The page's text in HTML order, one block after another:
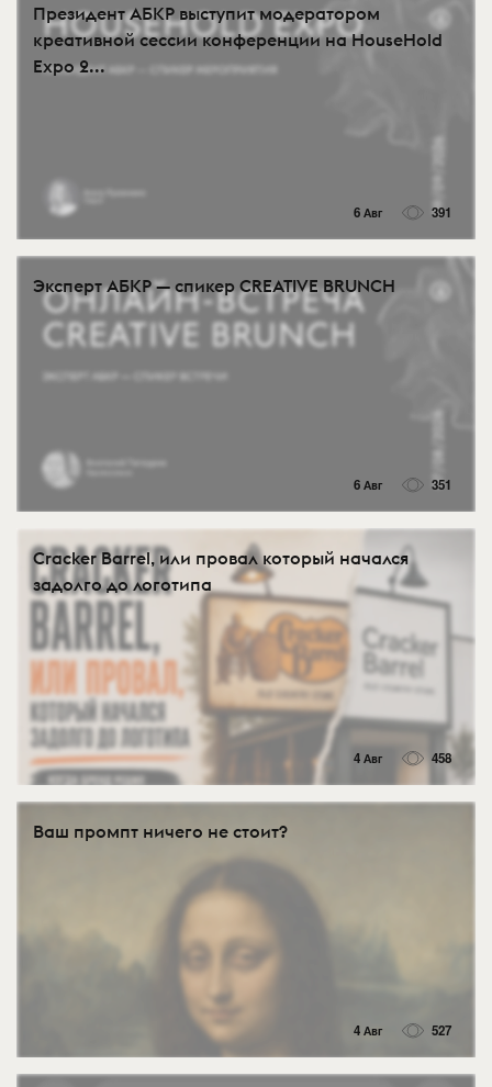
Президент АБКР выступит модератором
креативной сессии конференции на HouseHold
Expo 2...
6 Авг 391
Эксперт АБКР — спикер CREATIVE BRUNCH
6 Авг 351
Cracker Barrel, или провал который начался
задолго до логотипа
4 Авг 458
Ваш промпт ничего не стоит?
4 Авг 527